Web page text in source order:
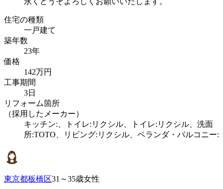
住宅の種類
一戸建て
築年数
23年
価格
142万円
工事期間
3日
リフォーム箇所
（採用したメーカー）
キッチン:、トイレ:リクシル、トイレ:リクシル、洗面
所:TOTO、リビング:リクシル、ベランダ・バルコニー:
東京都板橋区31～35歳女性